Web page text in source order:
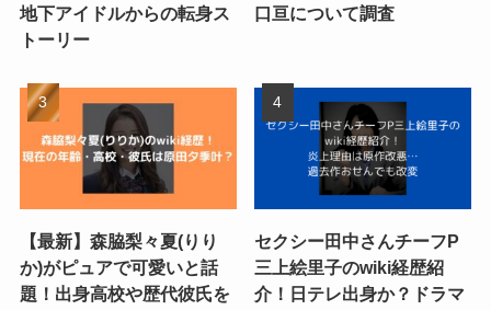
地下アイドルからの転身ス
トーリー
口亘について調査
【最新】森脇梨々夏(りり
か)がピュアで可愛いと話
題！出身高校や歴代彼氏を
セクシー田中さんチーフP
三上絵里子のwiki経歴紹
介！日テレ出身か？ドラマ